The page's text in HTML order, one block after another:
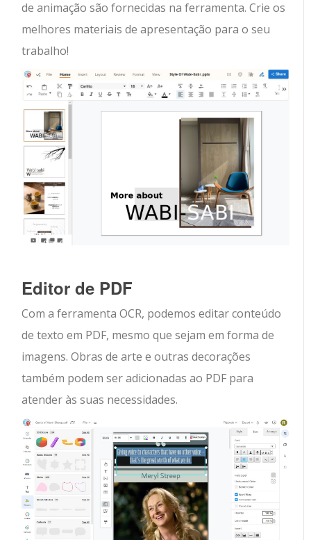
de animação são fornecidas na ferramenta. Crie os
melhores materiais de apresentação para o seu
trabalho!
Editor de PDF
Com a ferramenta OCR, podemos editar conteúdo
de texto em PDF, mesmo que sejam em forma de
imagens. Obras de arte e outras decorações
também podem ser adicionadas ao PDF para
atender às suas necessidades.